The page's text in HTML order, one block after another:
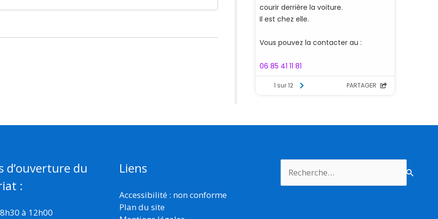
d’ouverture du
:
à 12h00
Liens
Accessibilité : non conforme
Plan du site